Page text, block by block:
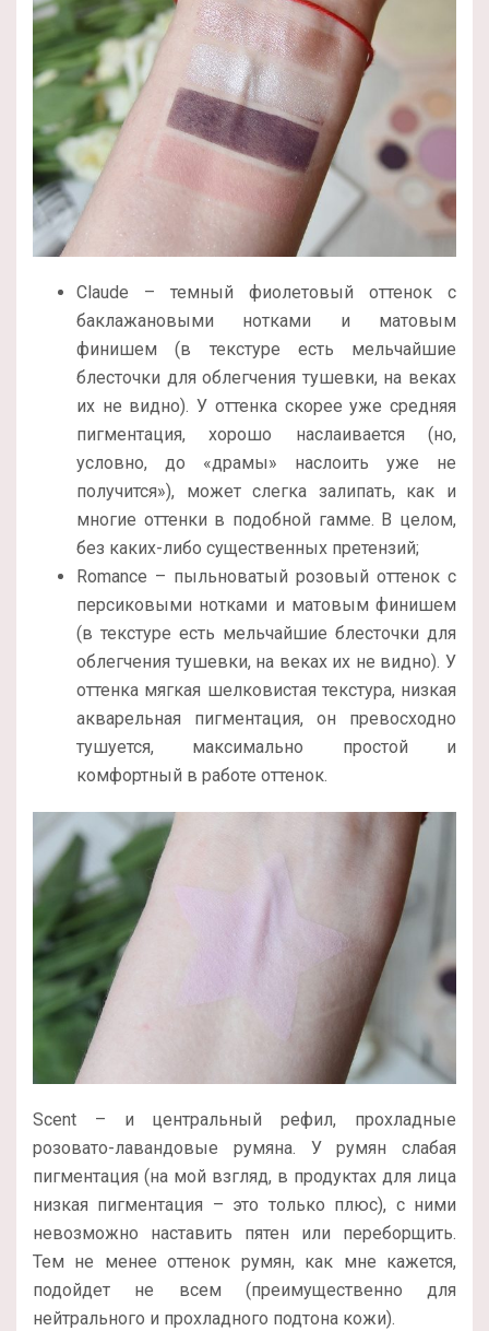
Claude – темный фиолетовый оттенок с
баклажановыми нотками и матовым
финишем (в текстуре есть мельчайшие
блесточки для облегчения тушевки, на веках
их не видно). У оттенка скорее уже средняя
пигментация, хорошо наслаивается (но,
условно, до «драмы» наслоить уже не
получится»), может слегка залипать, как и
многие оттенки в подобной гамме. В целом,
без каких-либо существенных претензий;
Romance – пыльноватый розовый оттенок с
персиковыми нотками и матовым финишем
(в текстуре есть мельчайшие блесточки для
облегчения тушевки, на веках их не видно). У
оттенка мягкая шелковистая текстура, низкая
акварельная пигментация, он превосходно
тушуется, максимально простой и
комфортный в работе оттенок.
Scent – и центральный рефил, прохладные
розовато-лавандовые румяна. У румян слабая
пигментация (на мой взгляд, в продуктах для лица
низкая пигментация – это только плюс), с ними
невозможно наставить пятен или переборщить.
Тем не менее оттенок румян, как мне кажется,
подойдет не всем (преимущественно для
нейтрального и прохладного подтона кожи).